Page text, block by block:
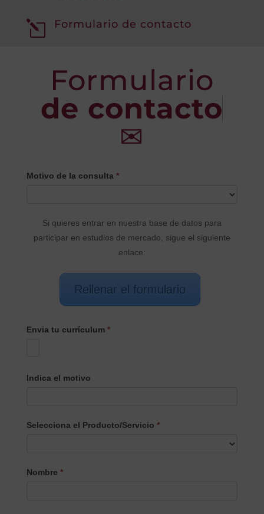
l Formulario de contacto
Formulario
de contacto
✉
CONTACTO
Motivo de la consulta *
Si quieres entrar en nuestra base de datos para
participar en estudios de mercado, sigue el siguiente
enlace:
Rellenar el formulario
Envia tu currículum *
Indica el motivo
Selecciona el Producto/Servicio *
el
Nombre *